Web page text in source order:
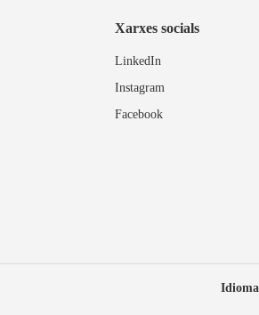
Xarxes socials
LinkedIn
Instagram
Facebook
Idioma